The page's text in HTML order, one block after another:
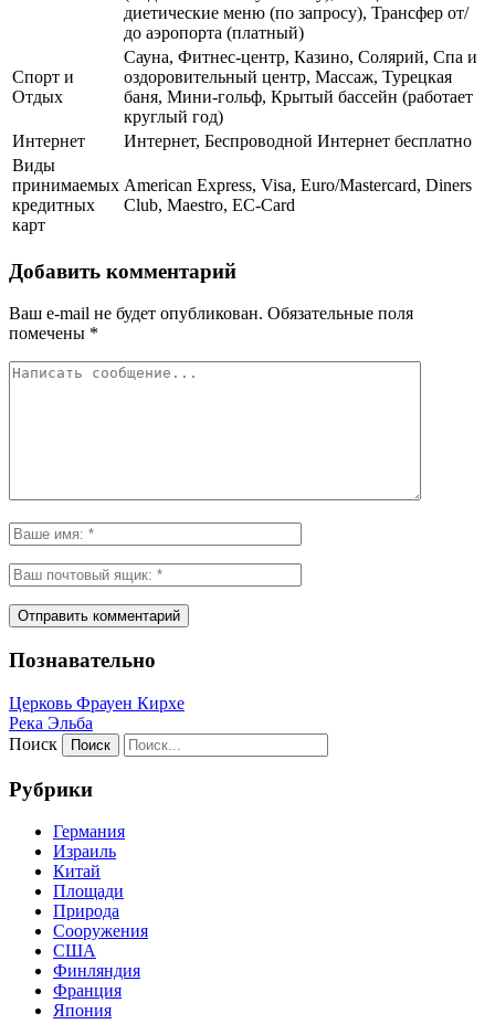
диетические меню (по запросу), Трансфер от/
до аэропорта (платный)
Спорт и
Отдых
Сауна, Фитнес-центр, Казино, Солярий, Спа и
оздоровительный центр, Массаж, Турецкая
баня, Мини-гольф, Крытый бассейн (работает
круглый год)
Интернет
Интернет, Беспроводной Интернет бесплатно
Виды
принимаемых
кредитных
карт
American Express, Visa, Euro/Mastercard, Diners
Club, Maestro, EC-Card
Добавить комментарий
Ваш e-mail не будет опубликован. Обязательные поля
помечены *
Познавательно
Церковь Фрауен Кирхе
Река Эльба
Поиск
Рубрики
Германия
Израиль
Китай
Площади
Природа
Сооружения
США
Финляндия
Франция
Япония